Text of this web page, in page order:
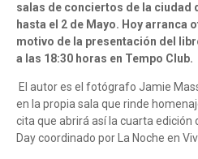
salas de conciertos de la ciudad
hasta el 2 de Mayo. Hoy arranca
motivo de la presentación del
a las 18:30 horas en Tempo Club.
El autor es el fotógrafo Jamie
en la propia sala que rinde
cita que abrirá así la cuarta
Day coordinado por La Noche en